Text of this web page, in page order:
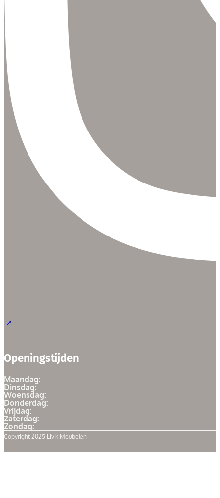
Openingstijden
Maandag:
Dinsdag:
Woensdag:
Donderdag:
Vrijdag:
Zaterdag:
Zondag:
Copyright 2025 Livik Meubelen